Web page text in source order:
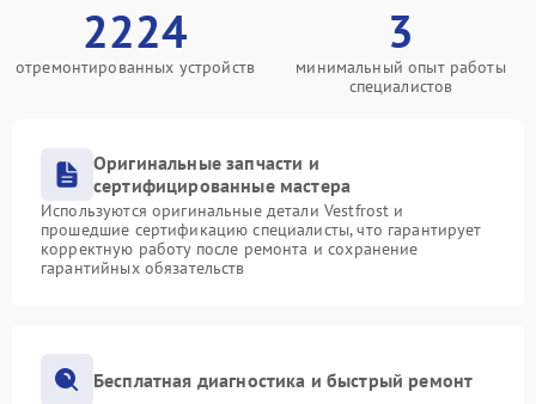
2224
отремонтированных устройств
3
минимальный опыт работы
специалистов
Оригинальные запчасти и
сертифицированные мастера
Используются оригинальные детали Vestfrost и
прошедшие сертификацию специалисты, что гарантирует
корректную работу после ремонта и сохранение
гарантийных обязательств
Бесплатная диагностика и быстрый ремонт